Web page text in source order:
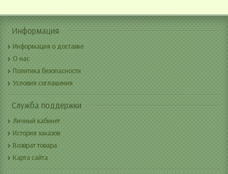
Информация
Информация о доставке
О нас
Политика безопасности
Условия соглашения
Служба поддержки
Личный кабинет
История заказов
Возврат товара
Карта сайта